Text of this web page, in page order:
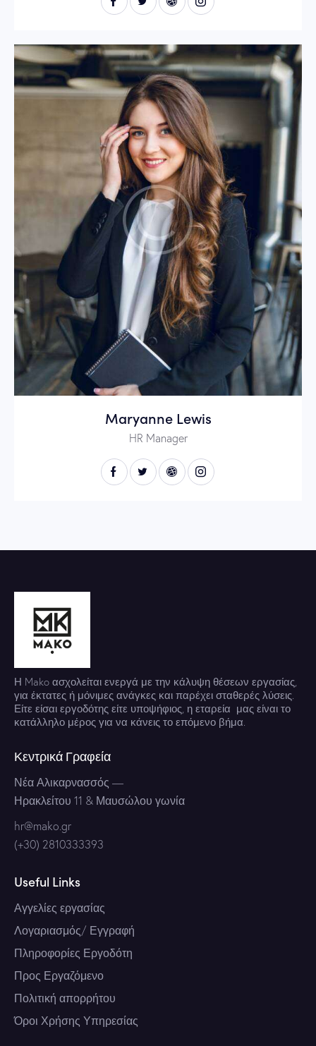
Maryanne Lewis
HR Manager
Η Mako ασχολείται ενεργά με την κάλυψη θέσεων εργασίας,
για έκτατες ή μόνιμες ανάγκες και παρέχει σταθερές λύσεις.
Είτε είσαι εργοδότης είτε υποψήφιος, η εταρεία μας είναι το
κατάλληλο μέρος για να κάνεις το επόμενο βήμα.
Κεντρικά Γραφεία
Νέα Αλικαρνασσός —
Ηρακλείτου 11 & Μαυσώλου γωνία
hr@mako.gr
(+30) 2810333393
Useful Links
Αγγελίες εργασίας
Λογαριασμός/ Εγγραφή
Πληροφορίες Εργοδότη
Προς Εργαζόμενο
Πολιτική απορρήτου
Όροι Χρήσης Υπηρεσίας